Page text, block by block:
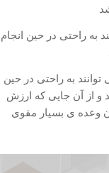
به راحتی در حین انجام
به راحتی در حین
و از آن جایی که ارزش
وعده ی بسیار مقوی